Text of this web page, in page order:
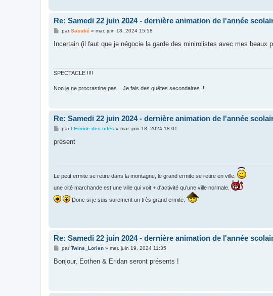
Re: Samedi 22 juin 2024 - dernière animation de l'année
M
s
parSasuké» mar. juin 18, 2024 15:58
Incertain (il faut que je négocie la garde des minirolistes avec mes
SPECTACLE !!!!
Non je ne procrastine pas... Je fais des quêtes secondaires !!
Re: Samedi 22 juin 2024 - dernière animation de l'année
M
s
parl’Ermite des cités » mar. juin 18, 2024 18:01
présent
Le petit ermite se retire dans la montagne, le grand ermite se retire en ville.
une cité marchande est une ville qui voit + d'activité qu'une ville normale.
Donc si je suis surement un très grand ermite.
Re: Samedi 22 juin 2024 - dernière animation de l'année
M
s
parTwins_Lorien» mer. juin 19, 2024 11:35
Bonjour, Eothen & Eridan seront présents !